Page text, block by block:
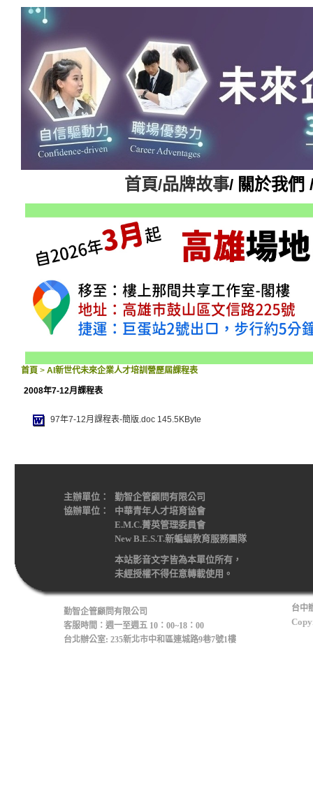
首頁/品牌故事/ 關於我們
首頁 > AI新世代未來企業人才培訓營歷屆課程表
2008年7-12月課程表
97年7-12月課程表-簡版.doc 145.5KByte
主辦單位：
協辦單位：
勤智企管顧問有限公司
中華青年人才培育協會
E.M.C.菁英管理委員會
New B.E.S.T.新蝙蝠教育服務團隊
本站影音文字皆為本單位所有，
未經授權不得任意轉載使用。
勤智企管顧問有限公司
客服時間：週一至週五 10：00~18：00
台北辦公室: 235新北市中和區連城路9巷7號1樓
台中